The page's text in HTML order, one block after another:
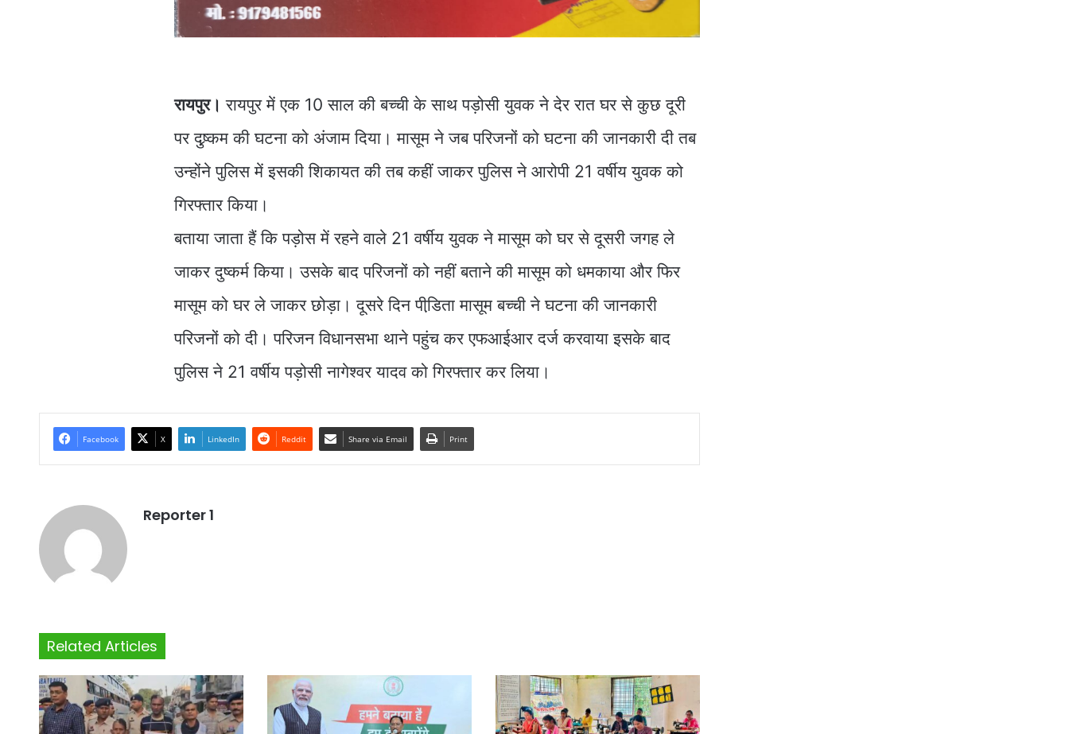
रायपुर। रायपुर में एक 10 साल की बच्ची के साथ पड़ोसी युवक ने देर रात घर से कुछ दूरी
पर दुष्र्कम की घटना को अंजाम दिया। मासूम ने जब परिजनों को घटना की जानकारी दी तब
उन्होंने पुलिस में इसकी शिकायत की तब कहीं जाकर पुलिस ने आरोपी 21 वर्षीय युवक को
गिरफ्तार किया।
बताया जाता हैं कि पड़ोस में रहने वाले 21 वर्षीय युवक ने मासूम को घर से दूसरी जगह ले
जाकर दुष्कर्म किया। उसके बाद परिजनों को नहीं बताने की मासूम को धमकाया और फिर
मासूम को घर ले जाकर छोड़ा। दूसरे दिन पीडि़ता मासूम बच्ची ने घटना की जानकारी
परिजनों को दी। परिजन विधानसभा थाने पहुंच कर एफआईआर दर्ज करवाया इसके बाद
पुलिस ने 21 वर्षीय पड़ोसी नागेश्वर यादव को गिरफ्तार कर लिया।
Facebook X LinkedIn Reddit Share via Email Print
Reporter 1
Related Articles